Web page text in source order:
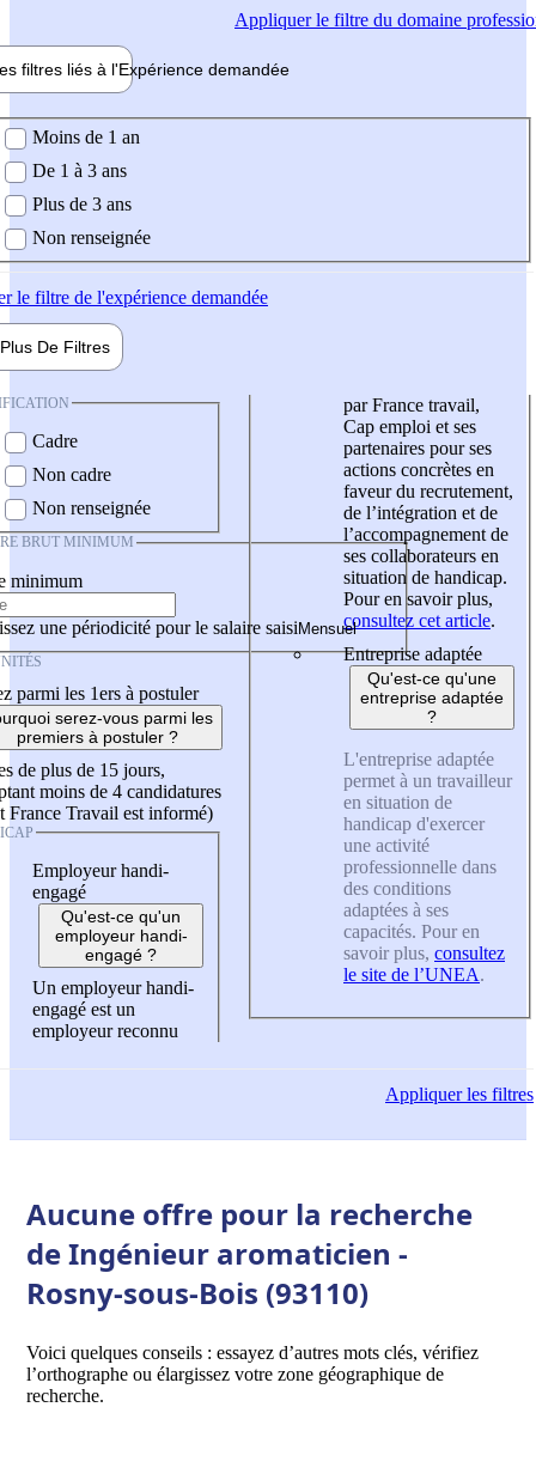
Appliquerle filtre du domaine
filtres liés à l'Expérience demandée
demandée
Moins de 1 an
De 1 à 3 ans
Plus de 3 ans
Non renseignée
le filtre de l'expérience demandée
Plus De Filtres
Cadre
Non cadre
Non renseignée
BRUT MINIMUM
minimum
une périodicité pour le salaire saisi
parmi les 1ers à postuler
serez-vous parmi les
premiers à postuler ?
de plus de 15 jours,
moins de 4 candidatures
France Travail est informé)
Employeur handi-
engagé
Qu'est-ce qu'un
employeur handi-
engagé ?
Un employeur handi-
engagé est un
employeur reconnu
par France travail,
Cap emploi et ses
partenaires pour ses
actions concrètes en
faveur du recrutement,
de l’intégration et de
l’accompagnement de
ses collaborateurs en
situation de handicap.
Pour en savoir plus,
consultez cet article.
Entreprise adaptée
Qu'est-ce qu'une
entreprise adaptée
?
L'entreprise adaptée
permet à un travailleur
en situation de
handicap d'exercer
une activité
professionnelle dans
des conditions
adaptées à ses
capacités. Pour en
savoir plus, consultez
le site de l’UNEA.
Appliquerles filtres
Aucune offre pour la recherche
de Ingénieur aromaticien -
Rosny-sous-Bois (93110)
Voici quelques conseils : essayez d’autres mots clés, vérifiez
l’orthographe ou élargissez votre zone géographique de
recherche.